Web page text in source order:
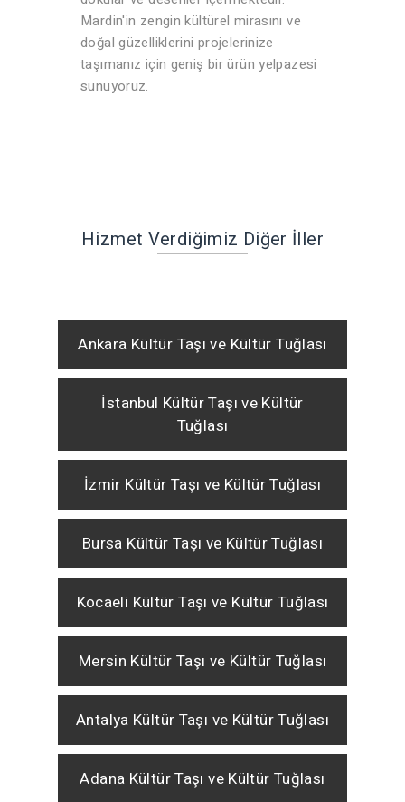
Mardin'in zengin kültürel mirasını ve
doğal güzelliklerini projelerinize
taşımanız için geniş bir ürün yelpazesi
sunuyoruz.
Hizmet Verdiğimiz Diğer İller
Ankara Kültür Taşı ve Kültür Tuğlası
İstanbul Kültür Taşı ve Kültür
Tuğlası
İzmir Kültür Taşı ve Kültür Tuğlası
Bursa Kültür Taşı ve Kültür Tuğlası
Kocaeli Kültür Taşı ve Kültür Tuğlası
Mersin Kültür Taşı ve Kültür Tuğlası
Antalya Kültür Taşı ve Kültür Tuğlası
Adana Kültür Taşı ve Kültür Tuğlası